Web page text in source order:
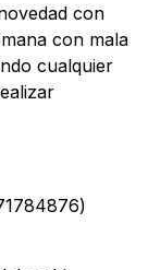
con
con mala
cualquier